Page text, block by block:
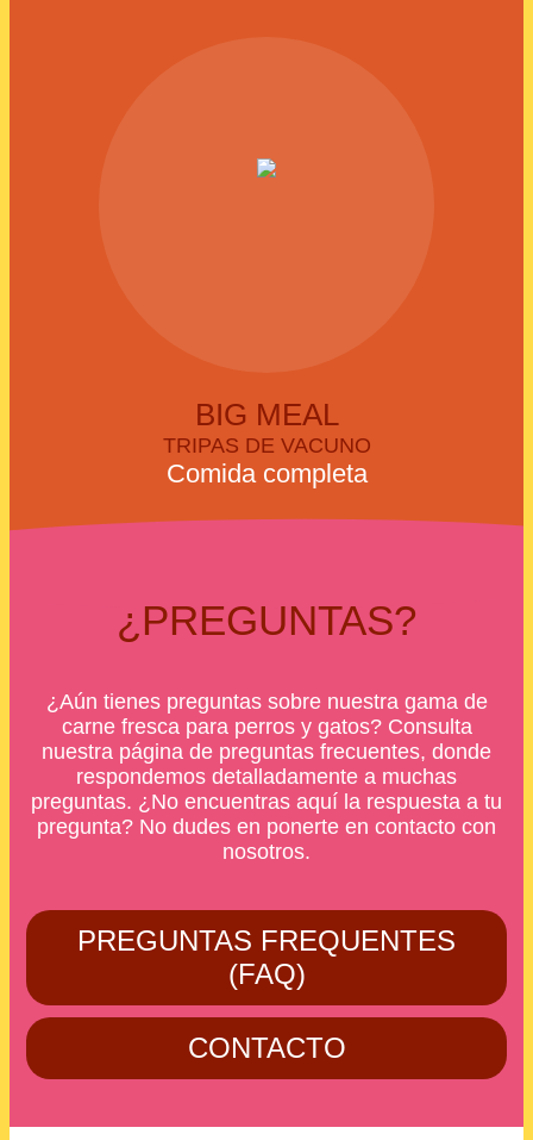
BIG MEAL
TRIPAS DE VACUNO
Comida completa
¿PREGUNTAS?
¿Aún tienes preguntas sobre nuestra gama de
carne fresca para perros y gatos? Consulta
nuestra página de preguntas frecuentes, donde
respondemos detalladamente a muchas
preguntas. ¿No encuentras aquí la respuesta a tu
pregunta? No dudes en ponerte en contacto con
nosotros.
PREGUNTAS FREQUENTES
(FAQ)
CONTACTO